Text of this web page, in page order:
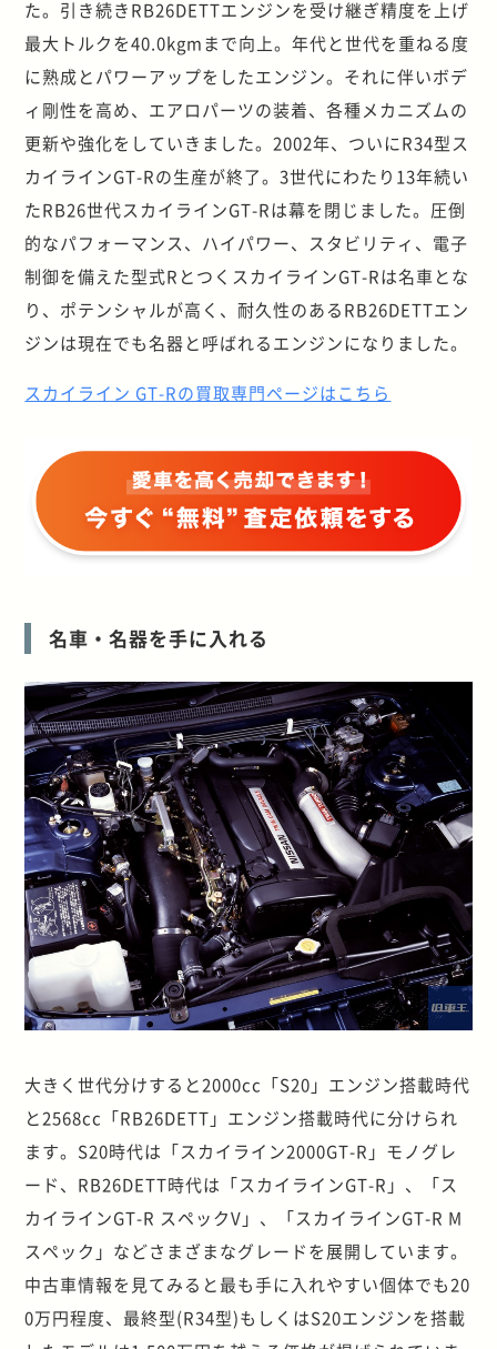
た。引き続きRB26DETTエンジンを受け継ぎ精度を上げ
最大トルクを40.0kgmまで向上。年代と世代を重ねる度
に熟成とパワーアップをしたエンジン。それに伴いボデ
ィ剛性を高め、エアロパーツの装着、各種メカニズムの
更新や強化をしていきました。2002年、ついにR34型ス
カイラインGT-Rの生産が終了。3世代にわたり13年続い
たRB26世代スカイラインGT-Rは幕を閉じました。圧倒
的なパフォーマンス、ハイパワー、スタビリティ、電子
制御を備えた型式RとつくスカイラインGT-Rは名車とな
り、ポテンシャルが高く、耐久性のあるRB26DETTエン
ジンは現在でも名器と呼ばれるエンジンになりました。
スカイライン GT-Rの買取専門ページはこちら
名車・名器を手に入れる
大きく世代分けすると2000cc「S20」エンジン搭載時代
と2568cc「RB26DETT」エンジン搭載時代に分けられ
ます。S20時代は「スカイライン2000GT-R」モノグレ
ード、RB26DETT時代は「スカイラインGT-R」、「ス
カイラインGT-R スペックV」、「スカイラインGT-R M
スペック」などさまざまなグレードを展開しています。
中古車情報を見てみると最も手に入れやすい個体でも20
0万円程度、最終型(R34型)もしくはS20エンジンを搭載